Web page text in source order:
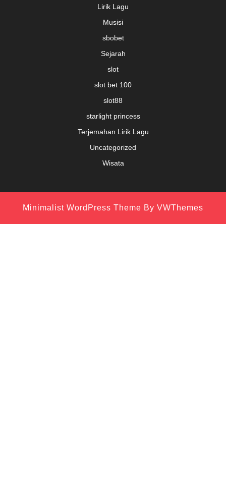
Lirik Lagu
Musisi
sbobet
Sejarah
slot
slot bet 100
slot88
starlight princess
Terjemahan Lirik Lagu
Uncategorized
Wisata
Minimalist WordPress Theme By VWThemes